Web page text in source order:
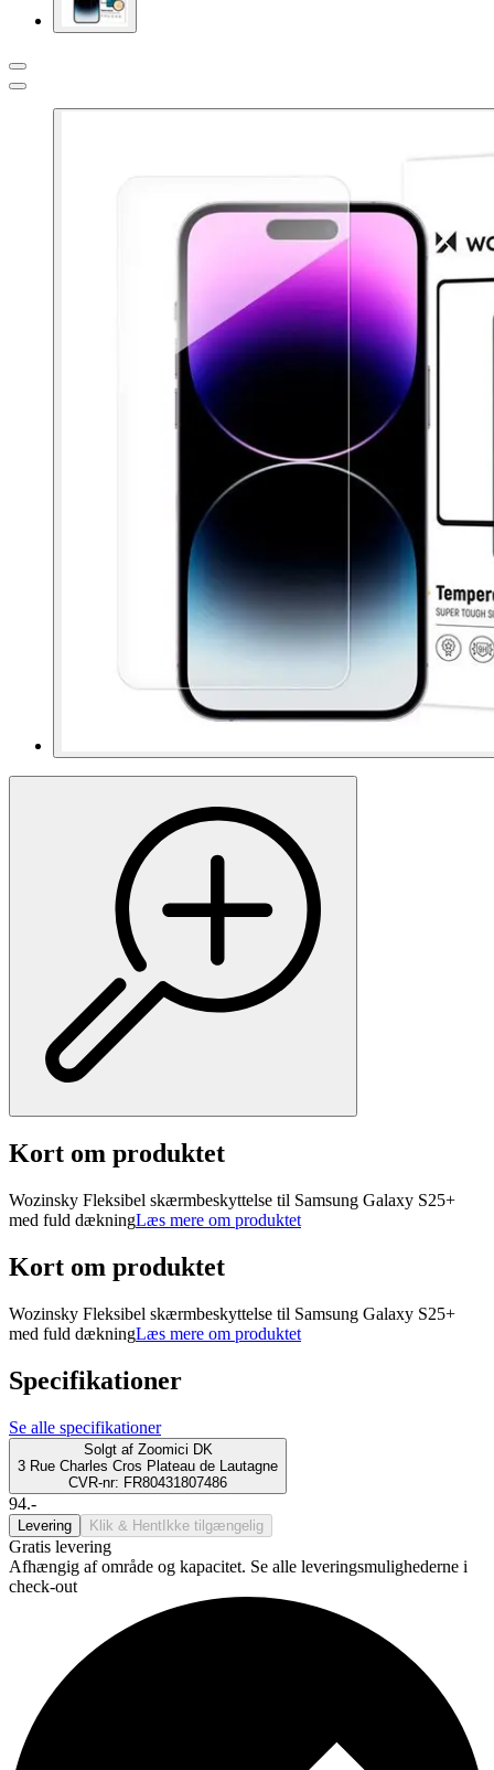
Kort om produktet
Wozinsky Fleksibel skærmbeskyttelse til Samsung Galaxy S25+
med fuld dækningLæs mere om produktet
Kort om produktet
Wozinsky Fleksibel skærmbeskyttelse til Samsung Galaxy S25+
med fuld dækningLæs mere om produktet
Specifikationer
Se alle specifikationer
Solgt af Zoomici DK
3 Rue Charles Cros Plateau de Lautagne
CVR-nr: FR80431807486
94.-
Levering Klik & Hent Ikke tilgængelig
Gratis levering
Afhængig af område og kapacitet. Se alle leveringsmulighederne i
check-out